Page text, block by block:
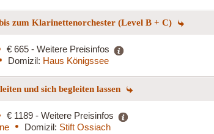
zum Klarinettenorchester (Level B + C)
€ 665 - Weitere Preisinfos
Domizil: Haus Königssee
und sich begleiten lassen
€ 1189 - Weitere Preisinfos
Domizil: Stift Ossiach